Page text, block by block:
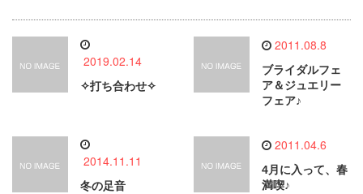
2019.02.14
✧打ち合わせ✧
2011.08.8
ブライダルフェ
ア＆ジュエリー
フェア♪
2014.11.11
冬の足音
2011.04.6
4月に入って、春
満喫♪